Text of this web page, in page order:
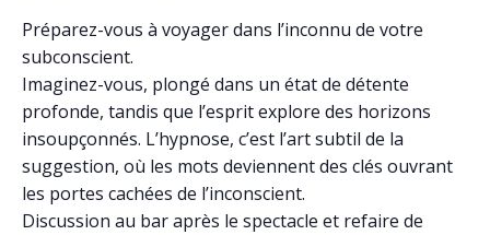
Préparez-vous à voyager dans l’inconnu de votre
subconscient.
Imaginez-vous, plongé dans un état de détente
profonde, tandis que l’esprit explore des horizons
insoupçonnés. L’hypnose, c’est l’art subtil de la
suggestion, où les mots deviennent des clés ouvrant
les portes cachées de l’inconscient.
Discussion au bar après le spectacle et refaire de